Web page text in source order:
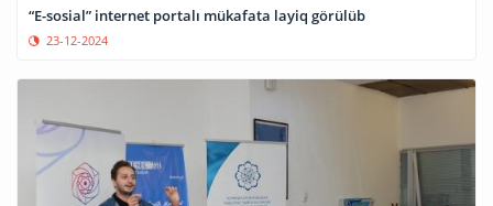
“E-sosial” internet portalı mükafata layiq görülüb
23-12-2024